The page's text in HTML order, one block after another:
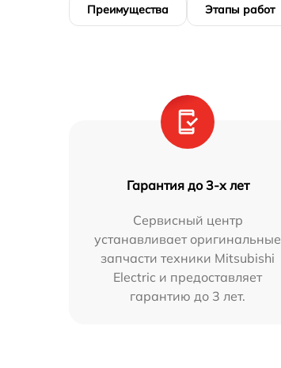
Преимущества Этапы работ
Гарантия до 3-х лет
Сервисный центр
устанавливает оригинальные
запчасти техники Mitsubishi
Electric и предоставляет
гарантию до 3 лет.